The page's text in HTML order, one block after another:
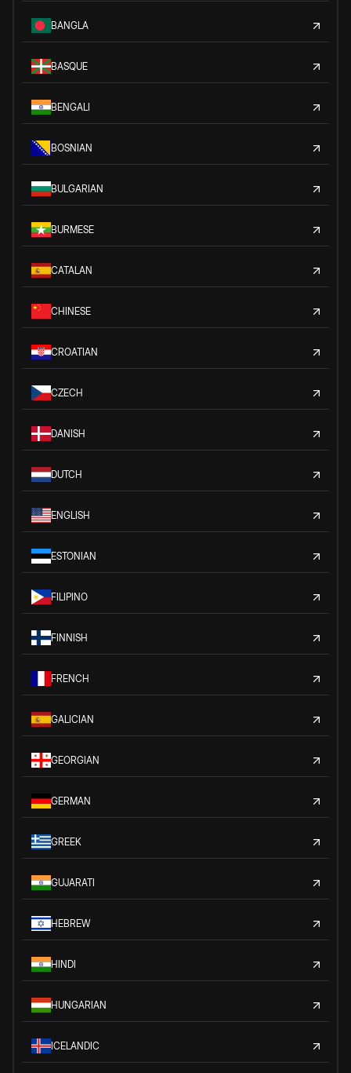
BANGLA
BASQUE
BENGALI
BOSNIAN
BULGARIAN
BURMESE
CATALAN
CHINESE
CROATIAN
CZECH
DANISH
DUTCH
ENGLISH
ESTONIAN
FILIPINO
FINNISH
FRENCH
GALICIAN
GEORGIAN
GERMAN
GREEK
GUJARATI
HEBREW
HINDI
HUNGARIAN
ICELANDIC